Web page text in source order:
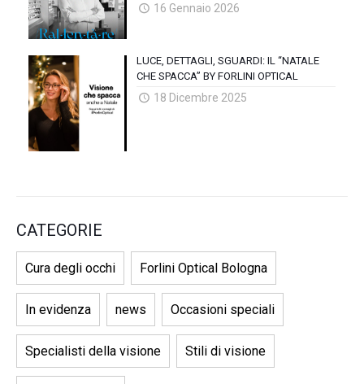
16 Gennaio 2026
LUCE, DETTAGLI, SGUARDI: IL “NATALE
CHE SPACCA” BY FORLINI OPTICAL
18 Dicembre 2025
CATEGORIE
Cura degli occhi Forlini Optical Bologna
In evidenza news Occasioni speciali
Specialisti della visione Stili di visione